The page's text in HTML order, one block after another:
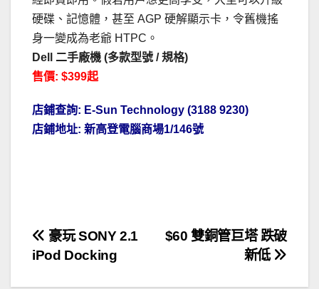
硬碟、記憶體，甚至 AGP 硬解顯示卡，令舊機搖
身一變成為老爺 HTPC。
Dell 二手廠機 (多款型號 / 規格)
售價: $399起
店鋪查詢: E-Sun Technology (3188 9230)
店鋪地址: 新高登電腦商場1/146號
文
$60 雙銅管巨塔 跌破
新低
豪玩 SONY 2.1
iPod Docking